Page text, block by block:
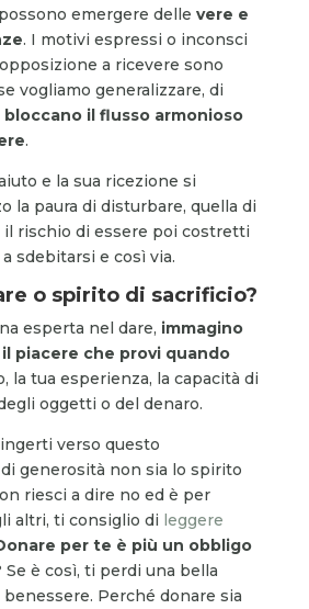
emergere delle vere e
. I motivi espressi o inconsci
a ricevere sono
vogliamo generalizzare, di
il flusso armonioso
.
e la sua ricezione si
la paura di disturbare, quella di
rischio di essere poi costretti
sdebitarsi e così via.
o spirito di sacrificio?
esperta nel dare, immagino
piacere che provi quando
la tua esperienza, la capacità di
oggetti o del denaro.
verso questo
generosità non sia lo spirito
riesci a dire no ed è per
altri, ti consiglio di leggere
per te è più un obbligo
Se è così, ti perdi una bella
Perché donare sia